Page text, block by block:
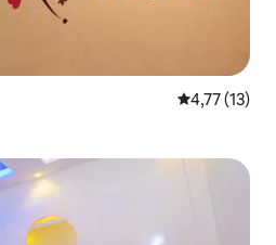
4,77 de uma
4,77 (13)